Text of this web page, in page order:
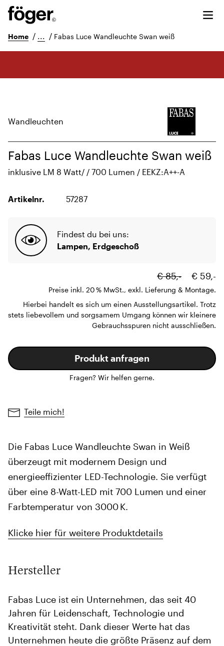
Home / ... / Fabas Luce Wandleuchte Swan weiß
Wandleuchten
Fabas Luce Wandleuchte Swan weiß
inklusive LM 8 Watt/ / 700 Lumen / EEKZ:A++-A
Artikelnr. 57287
Findest du bei uns:
Lampen, Erdgeschoß
€ 85,- € 59,-
Preise inkl. 20 % MwSt., exkl. Lieferung & Montage.
Hierbei handelt es sich um einen Ausstellungsartikel. Trotz
stets liebevollem und sorgsamem Umgang können wir kleinere
Gebrauchsspuren nicht ausschließen.
Produkt anfragen
Fragen? Wir helfen gerne.
Teile mich!
Die Fabas Luce Wandleuchte Swan in Weiß
überzeugt mit modernem Design und
energieeffizienter LED-Technologie. Sie verfügt
über eine 8-Watt-LED mit 700 Lumen und einer
Farbtemperatur von 3000 K.
Klicke hier für weitere Produktdetails
Hersteller
Fabas Luce ist ein Unternehmen, das seit 40
Jahren für Leidenschaft, Technologie und
Kreativität steht. Dank dieser Werte hat das
Unternehmen heute die größte Präsenz auf dem